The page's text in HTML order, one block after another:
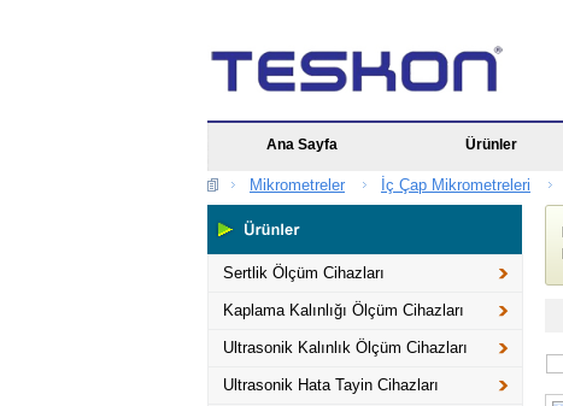
Ana Sayfa Ürünler
Mikrometreler İç Çap Mikrometreleri
Sertlik Ölçüm Cihazları
Kaplama Kalınlığı Ölçüm Cihazları
Ultrasonik Kalınlık Ölçüm Cihazları
Ultrasonik Hata Tayin Cihazları